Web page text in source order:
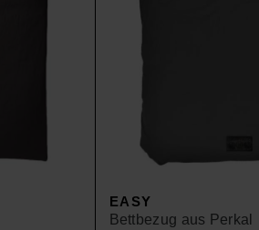
EASY
Bettbezug aus Perkal